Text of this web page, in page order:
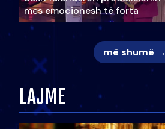
mes emocionesh të forta
më shumë →
LAJME